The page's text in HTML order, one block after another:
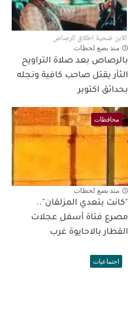
منذ بضع لحظات
بالرصاص بعد صلاة التراويح
الثأر يقتل صاحب كافية ونجله
بحدائق اكتوبر
محافظات
منذ بضع لحظات
"كانت بتعدي المزلقان"..
مصرع فتاة أسفل عجلات
القطار بالاحايوة غرب
اجتماعيات